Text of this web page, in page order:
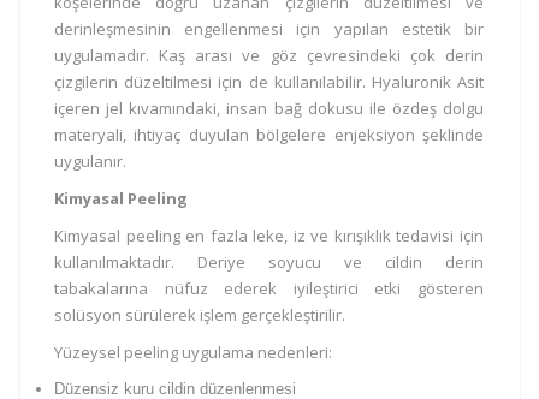
derinleşmesinin engellenmesi için yapılan estetik bir
uygulamadır. Kaş arası ve göz çevresindeki çok derin
çizgilerin düzeltilmesi için de kullanılabilir. Hyaluronik Asit
içeren jel kıvamındaki, insan bağ dokusu ile özdeş dolgu
materyali, ihtiyaç duyulan bölgelere enjeksiyon şeklinde
uygulanır.
Kimyasal Peeling
Kimyasal peeling en fazla leke, iz ve kırışıklık tedavisi için
kullanılmaktadır. Deriye soyucu ve cildin derin
tabakalarına nüfuz ederek iyileştirici etki gösteren
solüsyon sürülerek işlem gerçekleştirilir.
Yüzeysel peeling uygulama nedenleri:
Düzensiz kuru cildin düzenlenmesi